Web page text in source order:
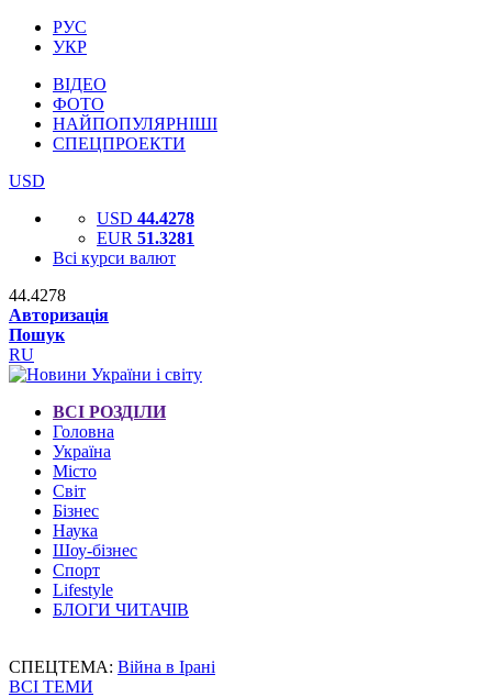
РУС
УКР
ВІДЕО
ФОТО
НАЙПОПУЛЯРНІШІ
СПЕЦПРОЕКТИ
USD
USD 44.4278
EUR 51.3281
Всі курси валют
44.4278
Авторизація
Пошук
RU
ВСІ РОЗДІЛИ
Головна
Україна
Місто
Світ
Бізнес
Наука
Шоу-бізнес
Спорт
Lifestyle
БЛОГИ ЧИТАЧІВ
СПЕЦТЕМА: Війна в Ірані
ВСІ ТЕМИ